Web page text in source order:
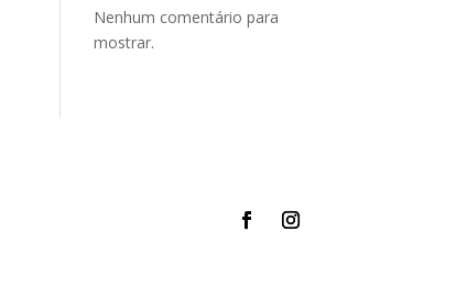
Nenhum comentário para
mostrar.